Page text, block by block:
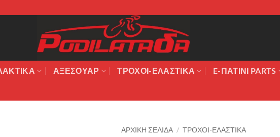
ΑΞΕΣΟΥΆΡ ΤΡΟΧΟΙ-ΕΛΑΣΤΙΚΑ E-ΠΑΤΙΝΙ PARTS
ΑΡΧΙΚΉ ΣΕΛΊΔΑ / ΤΡΟΧΟΙ-ΕΛΑΣΤΙΚΑ